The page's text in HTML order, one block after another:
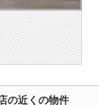
の近くの物件